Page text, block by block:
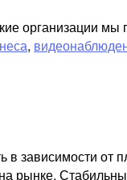
организации мы
,
в зависимости от
рынке.